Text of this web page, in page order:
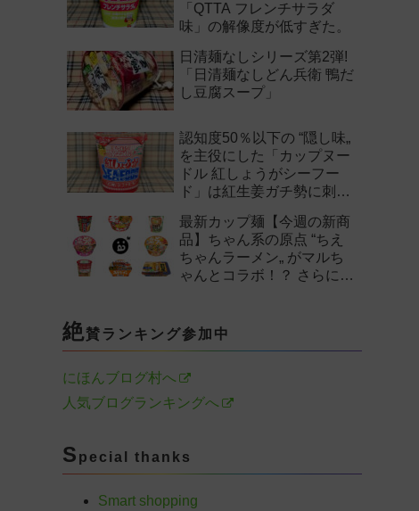
「QTTA フレンチサラダ
味」の解像度が低すぎた。
日清麺なしシリーズ第2弾!
「日清麺なしどん兵衛 鴨だ
し豆腐スープ」
認知度50％以下の “隠し味„
を主役にした「カップヌー
ドル 紅しょうがシーフー
ド」は紅生姜ガチ勢に刺さ
最新カップ麺【今週の新商
品】ちゃん系の原点 “ちえ
ちゃんラーメン„ がマルち
ゃんとコラボ！？ さらに
絶賛ランキング参加中
にほんブログ村へ
人気ブログランキングへ
S pecial thanks
Smart shopping